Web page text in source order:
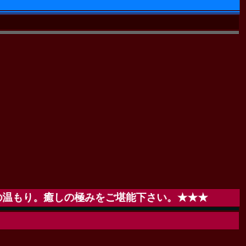
り。癒しの極みをご堪能下さい。★★★